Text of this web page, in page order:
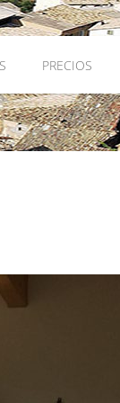
PRECIOS